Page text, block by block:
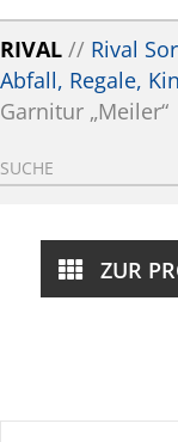
RIVAL // Rival
Abfall, Regale,
Garnitur „Meiler“
ZUR